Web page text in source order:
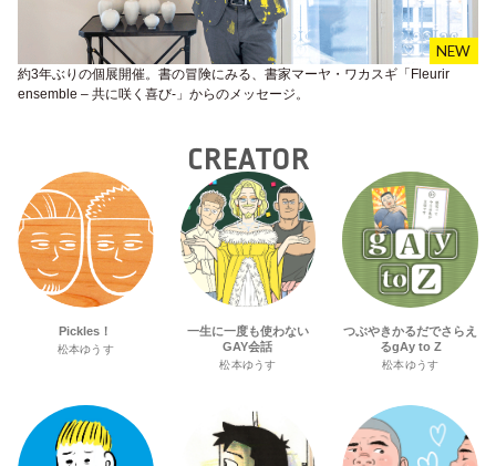
約3年ぶりの個展開催。書の冒険にみる、書家マーヤ・ワカスギ「Fleurir
ensemble – 共に咲く喜び-」からのメッセージ。
CREATOR
Pickles！
松本ゆうす
一生に一度も使わない
GAY会話
松本ゆうす
つぶやきかるだでさらえ
るgAy to Z
松本ゆうす